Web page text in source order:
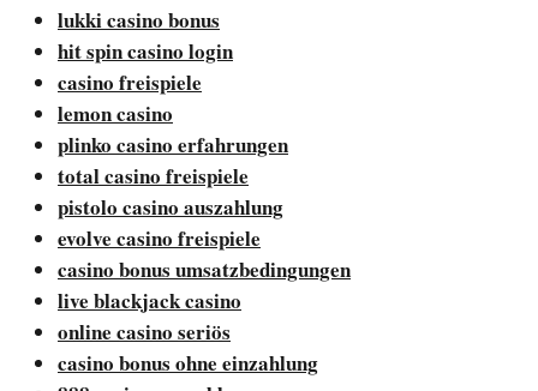
lukki casino bonus
hit spin casino login
casino freispiele
lemon casino
plinko casino erfahrungen
total casino freispiele
pistolo casino auszahlung
evolve casino freispiele
casino bonus umsatzbedingungen
live blackjack casino
online casino seriös
casino bonus ohne einzahlung